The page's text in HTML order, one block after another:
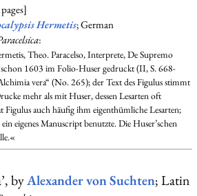
Hermetis; German
:
Theo. Paracelso, Interprete, De Supremo
1603 im Folio-Huser gedruckt (II, S. 668-
vera“ (No. 265); der Text des Figulus stimmt
mehr als mit Huser, dessen Lesarten oft
Figulus auch häufig ihm eigenthümliche Lesarten;
eigenes Manuscript benutzte. Die Huser’schen
byAlexander von Suchten; Latin